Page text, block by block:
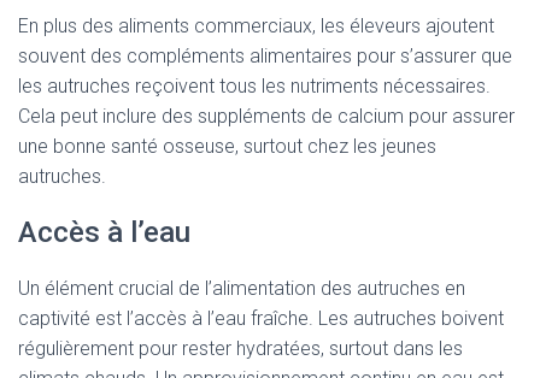
En plus des aliments commerciaux, les éleveurs ajoutent
souvent des compléments alimentaires pour s’assurer que
les autruches reçoivent tous les nutriments nécessaires.
Cela peut inclure des suppléments de calcium pour assurer
une bonne santé osseuse, surtout chez les jeunes
autruches.
Accès à l’eau
Un élément crucial de l’alimentation des autruches en
captivité est l’accès à l’eau fraîche. Les autruches boivent
régulièrement pour rester hydratées, surtout dans les